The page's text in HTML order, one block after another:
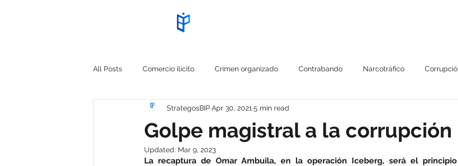
All Posts Comercio ilícito Crímen organizado Contrabando Narcotráfico
Cyberseguridad PMI IMPACT Capacitaciones
Falsificación Estrategia Triangulos
Golpe magistral a la corrupción
StrategosBIPApr 30, 2021 5 min read
Updated: Mar 9, 2023
La recaptura de Omar Ambuila, en la operación Iceberg, será el